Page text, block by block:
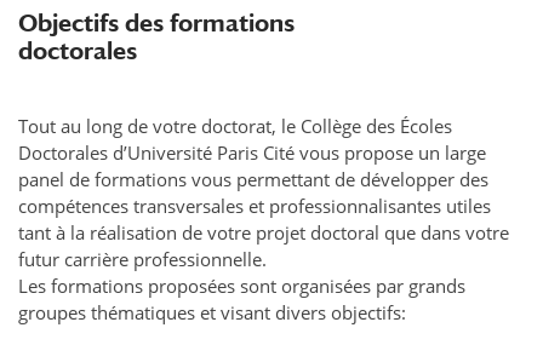
Objectifs des formations
doctorales
Tout au long de votre doctorat, le Collège des Écoles
Doctorales d’Université Paris Cité vous propose un large
panel de formations vous permettant de développer des
compétences transversales et professionnalisantes utiles
tant à la réalisation de votre projet doctoral que dans votre
futur carrière professionnelle.
Les formations proposées sont organisées par grands
groupes thématiques et visant divers objectifs: